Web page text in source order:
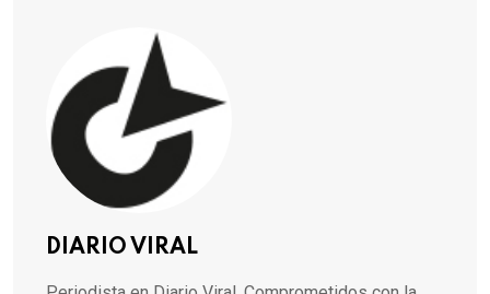
DIARIO VIRAL